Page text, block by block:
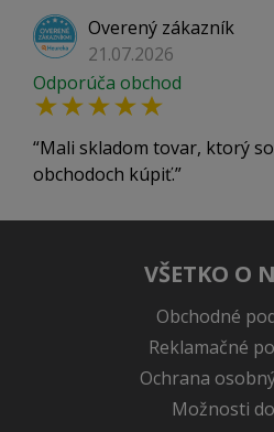
Overený zákazník
21.07.2026
Odporúča obchod
Mali skladom tovar, ktorý
obchodoch kúpiť.
VŠETKO O
Obchodné
Reklamačné
Ochrana
Možnosti